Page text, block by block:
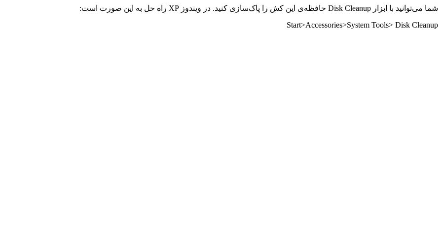
شما می‌توانید با ابزار Disk Cleanup حافظه‌ی این کش را پاک‌سازی کنید. در ویندوز XP راه حل به این صورت است:
Start>Accessories>System Tools> Disk Cleanup